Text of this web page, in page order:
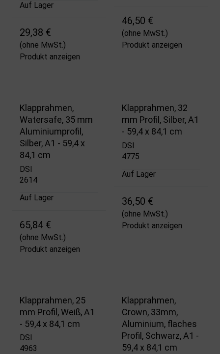
Auf Lager
29,38 €
(ohne MwSt.)
Produkt anzeigen
46,50 €
(ohne MwSt.)
Produkt anzeigen
Klapprahmen,
Watersafe, 35 mm
Aluminiumprofil,
Silber, A1 - 59,4 x
84,1 cm
DSI
2614
Auf Lager
65,84 €
(ohne MwSt.)
Produkt anzeigen
Klapprahmen, 32
mm Profil, Silber, A1
- 59,4 x 84,1 cm
DSI
4775
Auf Lager
36,50 €
(ohne MwSt.)
Produkt anzeigen
Klapprahmen, 25
mm Profil, Weiß, A1
- 59,4 x 84,1 cm
DSI
4963
Klapprahmen,
Crown, 33mm,
Aluminium, flaches
Profil, Schwarz, A1 -
59,4 x 84,1 cm